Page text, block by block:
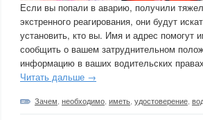
Если вы попали в аварию, получили
экстренного реагирования, они будут
установить, кто вы. Имя и адрес помогут
сообщить о вашем затруднительном
информацию в ваших водительских
Читать дальше →
Зачем необходимо иметь удостоверение